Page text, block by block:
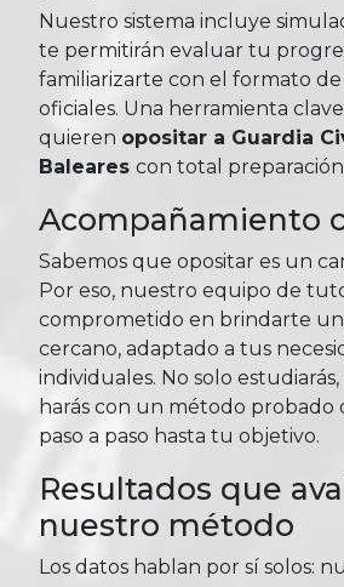
Nuestro sistema incluye
te permitirán evaluar tu
familiarizarte con el formato
oficiales. Una herramienta
quieren opositar a Guardia
Baleares con total
Acompañamiento
Sabemos que opositar es un
Por eso, nuestro equipo de
comprometido en brindarte
cercano, adaptado a tus
individuales. No solo
harás con un método probado
paso a paso hasta tu objetivo.
Resultados que
nuestro método
Los datos hablan por sí solos: